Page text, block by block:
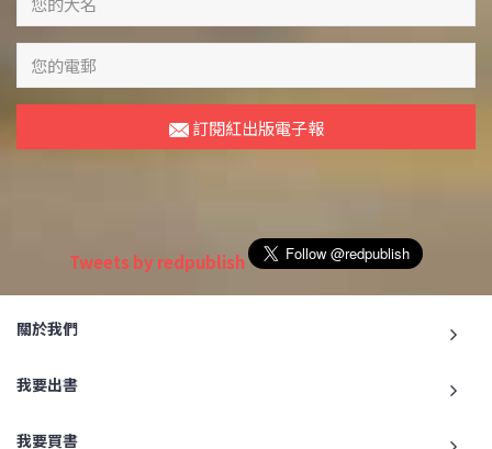
訂閱紅出版電子報
Tweets by redpublish
關於我們
我要出書
我要買書